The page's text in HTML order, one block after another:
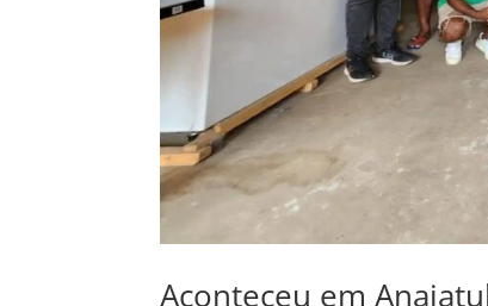
Aconteceu em